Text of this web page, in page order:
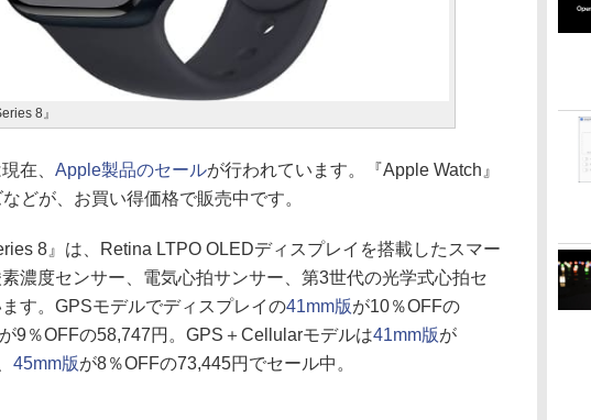
8』
在、 Apple製品のセールが行われています。『Apple Watch』
どが、お買い得価格で販売中です。
8』は、Retina LTPO OLEDディスプレイを搭載したスマー
素濃度センサー、電気心拍サンサー、第3世代の光学式心拍セ
す。GPSモデルでディスプレイの41mm版が10％OFFの
が9％OFFの58,747円。GPS＋Cellularモデルは41mm版が
45mm版が8％OFFの73,445円でセール中。